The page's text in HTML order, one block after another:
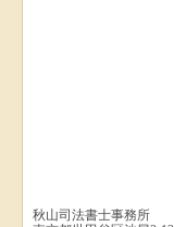
秋山司法書士事務所